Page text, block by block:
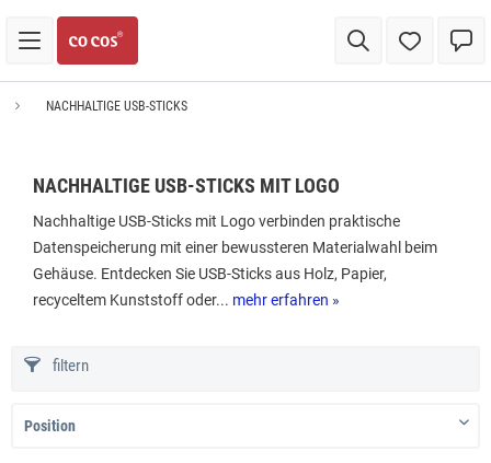
NACHHALTIGE USB-STICKS
NACHHALTIGE USB-STICKS MIT LOGO
Nachhaltige USB-Sticks mit Logo verbinden praktische
Datenspeicherung mit einer bewussteren Materialwahl beim
Gehäuse. Entdecken Sie USB-Sticks aus Holz, Papier,
recyceltem Kunststoff oder... mehr erfahren »
filtern